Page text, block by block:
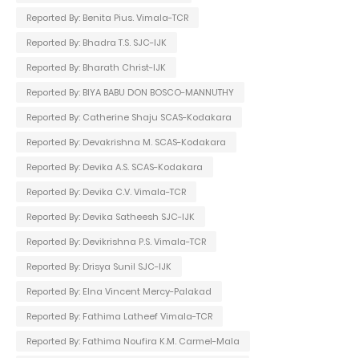
Reported By: Benita Pius. Vimala-TCR
Reported By: Bhadra T.S. SJC-IJK
Reported By: Bharath Christ-IJK
Reported By: BIYA BABU DON BOSCO-MANNUTHY
Reported By: Catherine Shaju SCAS-Kodakara
Reported By: Devakrishna M. SCAS-Kodakara
Reported By: Devika A.S. SCAS-Kodakara
Reported By: Devika C.V. Vimala-TCR
Reported By: Devika Satheesh SJC-IJK
Reported By: Devikrishna P.S. Vimala-TCR
Reported By: Drisya Sunil SJC-IJK
Reported By: Elna Vincent Mercy-Palakad
Reported By: Fathima Latheef Vimala-TCR
Reported By: Fathima Noufira K.M. Carmel-Mala